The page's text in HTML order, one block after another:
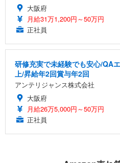
大阪府
月給31万1,200円～50万円
正社員
研修充実で未経験でも安心/QA
上/昇給年2回賞与年2回
アンテリジャンス株式会社
大阪府
月給26万5,000円～50万円
正社員